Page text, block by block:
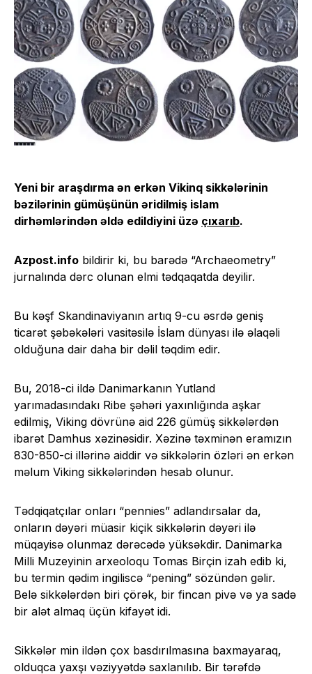
Yeni bir araşdırma ən erkən Vikinq sikkələrinin
bəzilərinin gümüşünün əridilmiş islam
dirhəmlərindən əldə edildiyini üzə çıxarıb.
Azpost.info bildirir ki, bu barədə “Archaeometry”
jurnalında dərc olunan elmi tədqaqatda deyilir.
Bu kəşf Skandinaviyanın artıq 9-cu əsrdə geniş
ticarət şəbəkələri vasitəsilə İslam dünyası ilə əlaqəli
olduğuna dair daha bir dəlil təqdim edir.
Bu, 2018-ci ildə Danimarkanın Yutland
yarımadasındakı Ribe şəhəri yaxınlığında aşkar
edilmiş, Viking dövrünə aid 226 gümüş sikkələrdən
ibarət Damhus xəzinəsidir. Xəzinə təxminən eramızın
830-850-ci illərinə aiddir və sikkələrin özləri ən erkən
məlum Viking sikkələrindən hesab olunur.
Tədqiqatçılar onları “pennies” adlandırsalar da,
onların dəyəri müasir kiçik sikkələrin dəyəri ilə
müqayisə olunmaz dərəcədə yüksəkdir. Danimarka
Milli Muzeyinin arxeoloqu Tomas Birçin izah edib ki,
bu termin qədim ingiliscə “pening” sözündən gəlir.
Belə sikkələrdən biri çörək, bir fincan pivə və ya sadə
bir alət almaq üçün kifayət idi.
Sikkələr min ildən çox basdırılmasına baxmayaraq,
olduqca yaxşı vəziyyətdə saxlanılıb. Bir tərəfdə